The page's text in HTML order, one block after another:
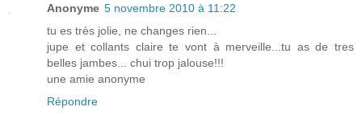
Anonyme 5 novembre 2010 à 11:22
tu es très jolie, ne changes rien...
jupe et collants claire te vont à merveille...tu as de tres
belles jambes... chui trop jalouse!!!
une amie anonyme
Répondre